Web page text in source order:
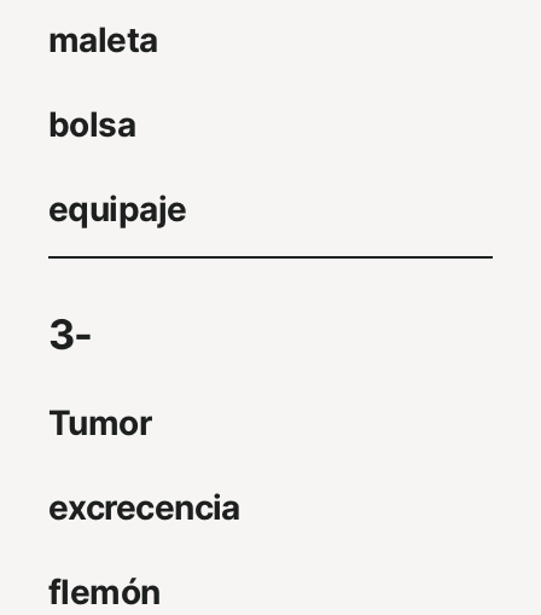
maleta
bolsa
equipaje
3-
Tumor
excrecencia
flemón